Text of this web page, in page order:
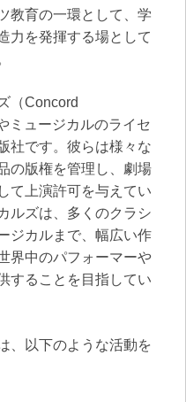
教育の一環として、学
力を発揮する場として
（Concord
ミュージカルのライセ
社です。彼らは様々な
の版権を管理し、劇場
て上演許可を与えてい
ルズは、多くのクラシ
ジカルまで、幅広い作
界中のパフォーマーや
することを目指してい
、以下のような活動を